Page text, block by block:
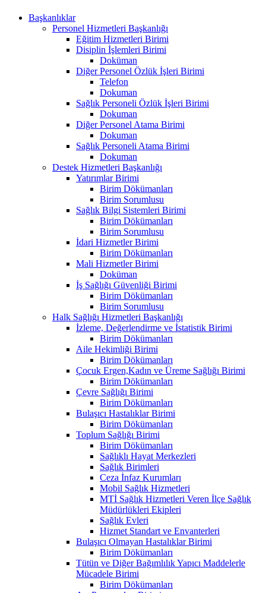
Başkanlıklar
Personel Hizmetleri Başkanlığı
Eğitim Hizmetleri Birimi
Disiplin İşlemleri Birimi
Doküman
Diğer Personel Özlük İşleri Birimi
Telefon
Dokuman
Sağlık Personeli Özlük İşleri Birimi
Dokuman
Diğer Personel Atama Birimi
Dokuman
Sağlık Personeli Atama Birimi
Dokuman
Destek Hizmetleri Başkanlığı
Yatırımlar Birimi
Birim Dökümanları
Birim Sorumlusu
Sağlık Bilgi Sistemleri Birimi
Birim Dökümanları
Birim Sorumlusu
İdari Hizmetler Birimi
Birim Dökümanları
Mali Hizmetler Birimi
Doküman
İş Sağlığı Güvenliği Birimi
Birim Dökümanları
Birim Sorumlusu
Halk Sağlığı Hizmetleri Başkanlığı
İzleme, Değerlendirme ve İstatistik Birimi
Birim Dökümanları
Aile Hekimliği Birimi
Birim Dökümanları
Çocuk Ergen,Kadın ve Üreme Sağlığı Birimi
Birim Dökümanları
Çevre Sağlığı Birimi
Birim Dökümanları
Bulaşıcı Hastalıklar Birimi
Birim Dökümanları
Toplum Sağlığı Birimi
Birim Dökümanları
Sağlıklı Hayat Merkezleri
Sağlık Birimleri
Ceza İnfaz Kurumları
Mobil Sağlık Hizmetleri
MTİ Sağlık Hizmetleri Veren İlçe Sağlık
Müdürlükleri Ekipleri
Sağlık Evleri
Hizmet Standart ve Envanterleri
Bulaşıcı Olmayan Hastalıklar Birimi
Birim Dökümanları
Tütün ve Diğer Bağımlılık Yapıcı Maddelerle
Mücadele Birimi
Birim Dökümanları